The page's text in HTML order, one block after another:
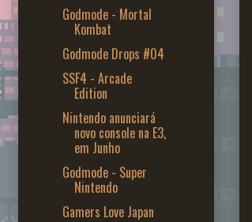
Godmode - Mortal
Kombat
Godmode Drops #04
SSF4 - Arcade
Edition
Nintendo anunciará
novo console na E3,
em Junho
Godmode - Super
Nintendo
Gamers Love Japan